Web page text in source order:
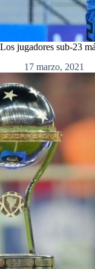
Los jugadores sub-23
17 marzo, 2021